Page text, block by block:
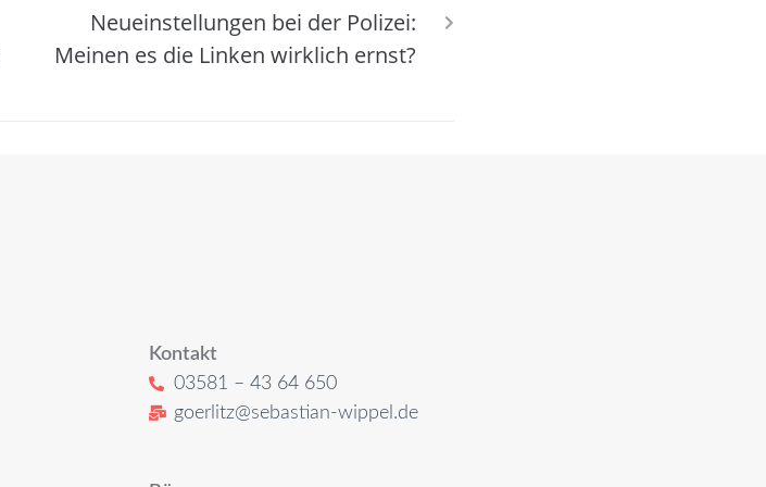
Neueinstellungen bei der Polizei:
Meinen es die Linken wirklich ernst?
Kontakt
03581 – 43 64 650
goerlitz@sebastian-wippel.de